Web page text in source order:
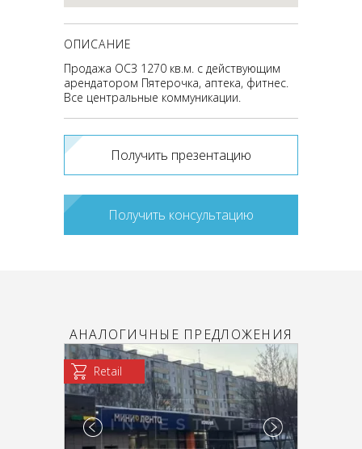
ОПИСАНИЕ
Продажа ОСЗ 1270 кв.м. с действующим
арендатором Пятерочка, аптека, фитнес.
Все центральные коммуникации.
Получить презентацию
Получить консультацию
АНАЛОГИЧНЫЕ ПРЕДЛОЖЕНИЯ
Retail